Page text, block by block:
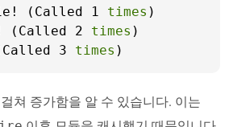
(Called 1 times )
(Called 2 times )
3 times )
쳐 증가함을 알 수 있습니다. 이는